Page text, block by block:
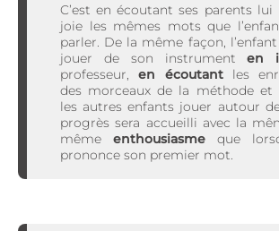
C’est en écoutant ses parents lui
joie les mêmes mots que
parler. De la même façon,
jouer de son instrumenten
professeur,en écoutantles
des morceaux de la méthode et
les autres enfants jouer autour
progrès sera accueilli avec la
même enthousiasme que
prononce son premier mot.